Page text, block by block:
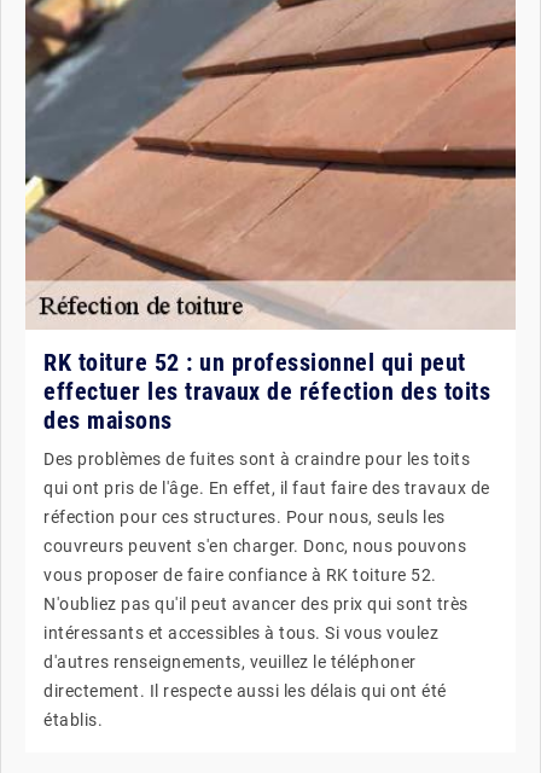
RK toiture 52 : un professionnel qui peut
effectuer les travaux de réfection des toits
des maisons
Des problèmes de fuites sont à craindre pour les toits
qui ont pris de l'âge. En effet, il faut faire des travaux de
réfection pour ces structures. Pour nous, seuls les
couvreurs peuvent s'en charger. Donc, nous pouvons
vous proposer de faire confiance à RK toiture 52.
N'oubliez pas qu'il peut avancer des prix qui sont très
intéressants et accessibles à tous. Si vous voulez
d'autres renseignements, veuillez le téléphoner
directement. Il respecte aussi les délais qui ont été
établis.